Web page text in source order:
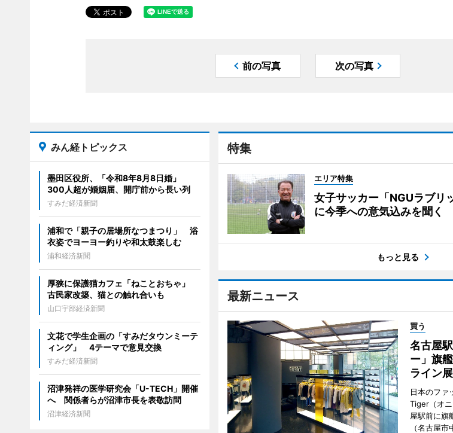
前の写真 次の写真
特集
エリア特集
女子サッカー「NGUラブ
に今季への意気込みを聞く
もっと見る
最新ニュース
買う
名古屋
ー」旗
ライン
日本のファ
Tiger（オ
屋駅前に旗
（名古屋
みん経トピックス
墨田区役所、「令和8年8月8日婚」
300人超が婚姻届、開庁前から長い列
すみだ経済新聞
浦和で「親子の居場所なつまつり」 浴
衣姿でヨーヨー釣りや和太鼓楽しむ
浦和経済新聞
厚狭に保護猫カフェ「ねことおちゃ」
古民家改築、猫との触れ合いも
山口宇部経済新聞
文花で学生企画の「すみだタウンミーテ
ィング」 4テーマで意見交換
すみだ経済新聞
沼津発祥の医学研究会「U-TECH」開催
へ 関係者らが沼津市長を表敬訪問
沼津経済新聞